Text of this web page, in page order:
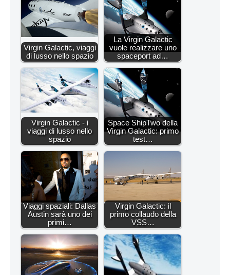
Virgin Galactic, viaggi
di lusso nello spazio
La Virgin Galactic
vuole realizzare uno
spaceport ad…
Virgin Galactic - i
viaggi di lusso nello
spazio
Space ShipTwo della
Virgin Galactic: primo
test…
Viaggi spaziali: Dallas
Austin sarà uno dei
primi…
Virgin Galactic: il
primo collaudo della
VSS…